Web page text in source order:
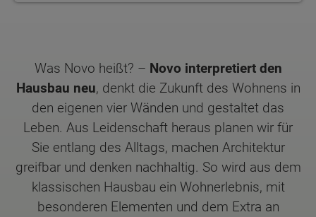
Was Novo heißt? – Novo interpretiert den
Hausbau neu, denkt die Zukunft des Wohnens in
den eigenen vier Wänden und gestaltet das
Leben. Aus Leidenschaft heraus planen wir für
Sie entlang des Alltags, machen Architektur
greifbar und denken nachhaltig. So wird aus dem
klassischen Hausbau ein Wohnerlebnis, mit
besonderen Elementen und dem Extra an